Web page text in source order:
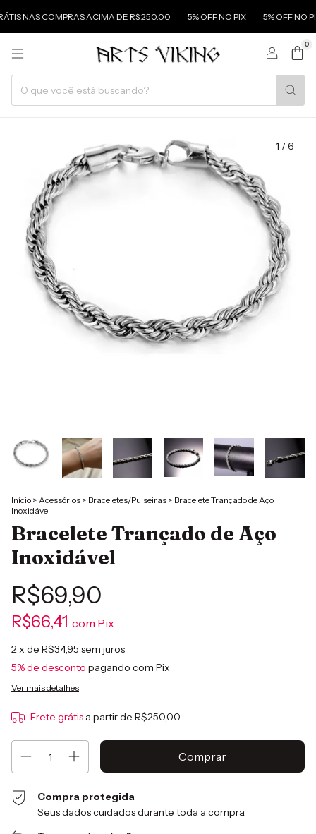
COMPRAS ACIMA DE R$ 250.00 5% OFF NO PIX 5% OFF NO PIX
0
1 /6
Início > Acessórios > Braceletes/Pulseiras > Bracelete Trançado de Aço
Inoxidável
Bracelete Trançado de Aço
Inoxidável
R$69,90
R$66,41 com Pix
2x de R$34,95 sem juros
5% de desconto pagando com Pix
Ver mais detalhes
Frete grátis a partir de R$250,00
Compra protegida
Seus dados cuidados durante toda a compra.